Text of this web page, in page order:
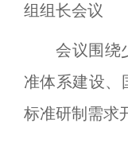
组组长会议
会议围绕
准体系建设、
标准研制需求